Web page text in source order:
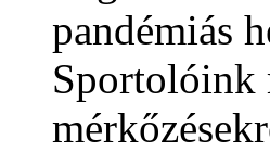
pandémiás
Sportolóink